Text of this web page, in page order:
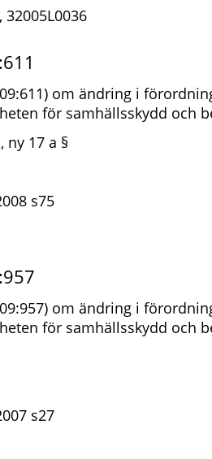
32005L0036
om ändring i
för samhällsskydd och
ny 17 a §
s75
om ändring i
för samhällsskydd och
s27